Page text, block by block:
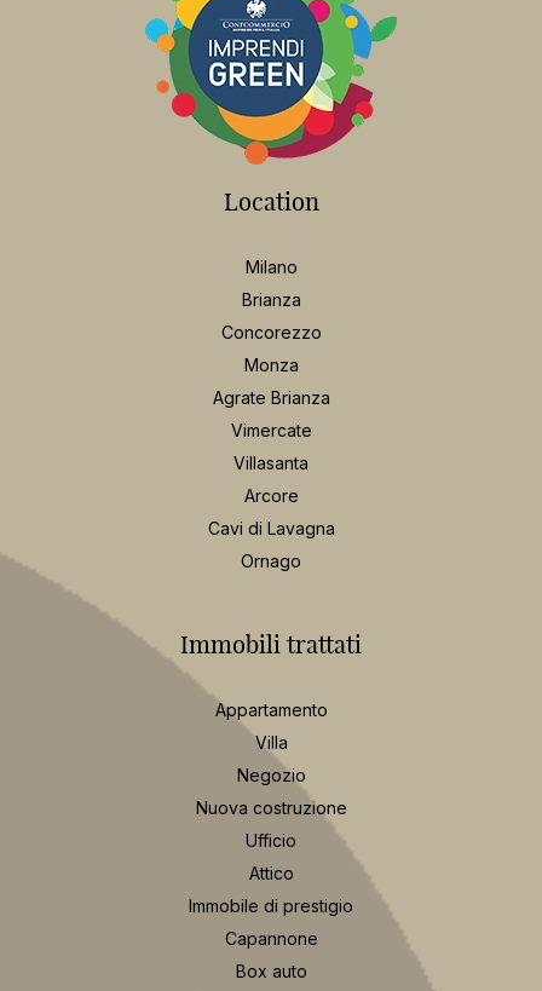
Location
Milano
Brianza
Concorezzo
Monza
Agrate Brianza
Vimercate
Villasanta
Arcore
Cavi di Lavagna
Ornago
Immobili trattati
Appartamento
Villa
Negozio
Nuova costruzione
Ufficio
Attico
Immobile di prestigio
Capannone
Box auto